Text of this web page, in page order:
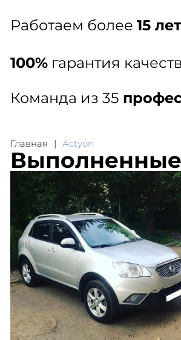
Работаем более 15 лет
100%гарантия
Команда из 35
Главная Actyon